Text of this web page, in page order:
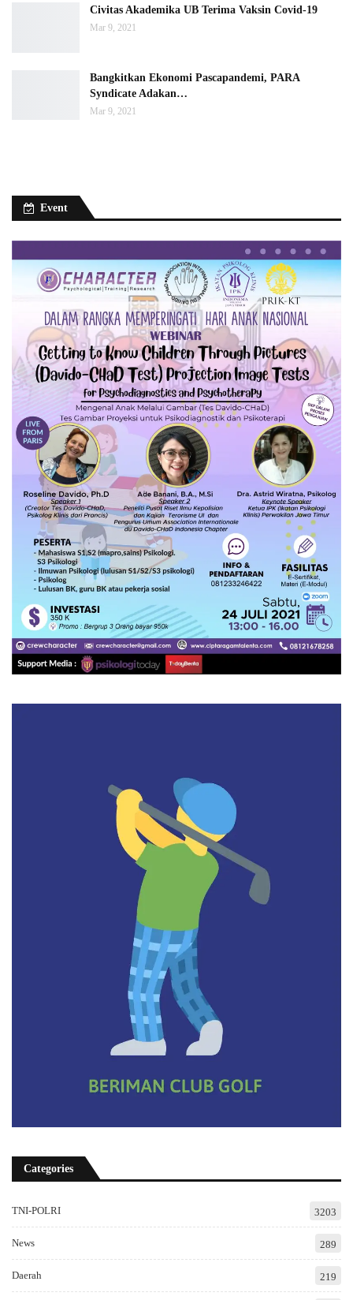
Civitas Akademika UB Terima Vaksin Covid-19
Mar 9, 2021
Bangkitkan Ekonomi Pascapandemi, PARA
Syndicate Adakan…
Mar 9, 2021
Event
Categories
TNI-POLRI 3203
News 289
Daerah 219